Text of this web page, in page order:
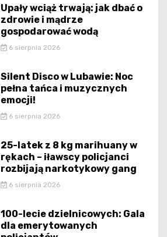
Upały wciąż trwają: jak dbać o
zdrowie i mądrze
gospodarować wodą
6 sierpnia 2026
Silent Disco w Lubawie: Noc
pełna tańca i muzycznych
emocji!
6 sierpnia 2026
25-latek z 8 kg marihuany w
rękach – iławscy policjanci
rozbijają narkotykowy gang
6 sierpnia 2026
100-lecie dzielnicowych: Gala
dla emerytowanych